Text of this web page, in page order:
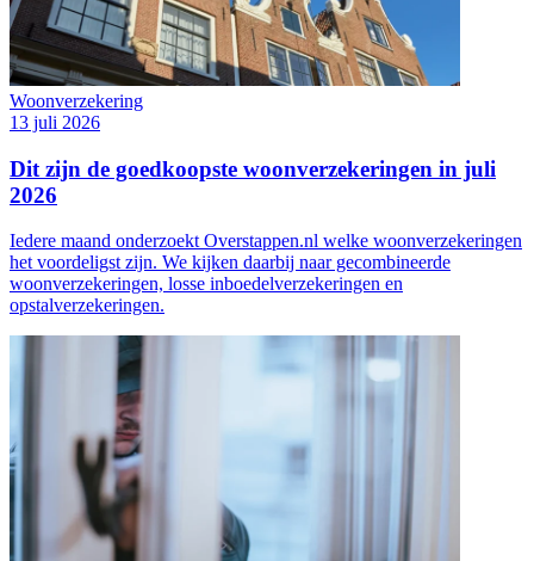
Woonverzekering
13 juli 2026
Dit zijn de goedkoopste woonverzekeringen in juli
2026
Iedere maand onderzoekt Overstappen.nl welke woonverzekeringen
het voordeligst zijn. We kijken daarbij naar gecombineerde
woonverzekeringen, losse inboedelverzekeringen en
opstalverzekeringen.